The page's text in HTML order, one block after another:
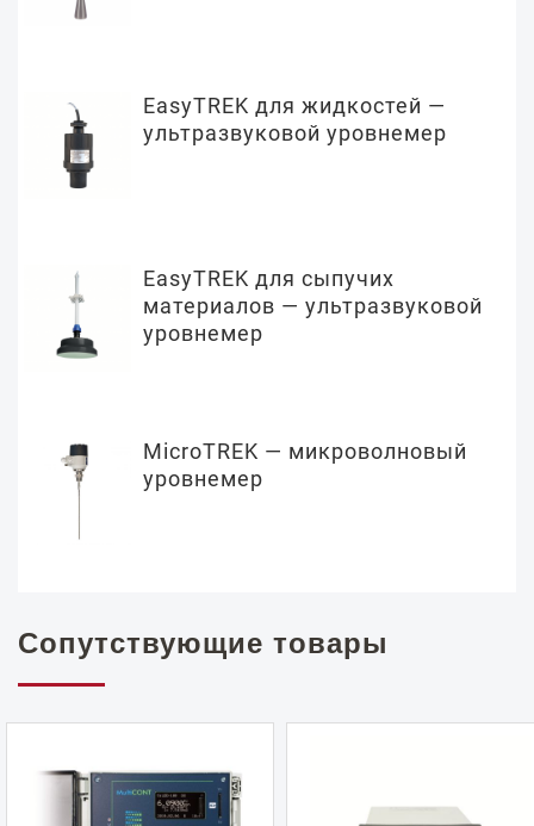
EasyTREK для жидкостей —
ультразвуковой уровнемер
EasyTREK для сыпучих
материалов — ультразвуковой
уровнемер
MicroTREK — микроволновый
уровнемер
Сопутствующие товары